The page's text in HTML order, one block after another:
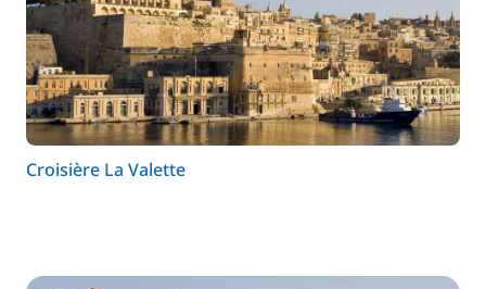
Croisière La Valette